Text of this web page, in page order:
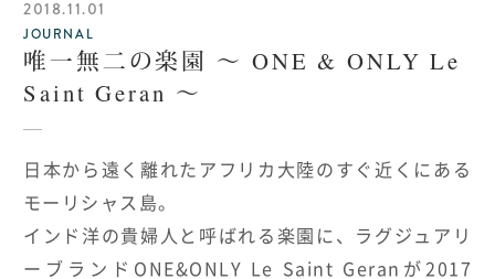
2018.11.01
JOURNAL
唯一無二の楽園 ～ ONE & ONLY Le
Saint Geran ～
日本から遠く離れたアフリカ大陸のすぐ近くにある
モーリシャス島。
インド洋の貴婦人と呼ばれる楽園に、ラグジュアリ
ーブランドONE&ONLY Le Saint Geranが2017